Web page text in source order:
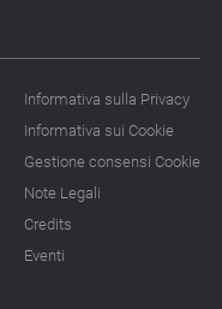
Informativa sulla Privacy
Informativa sui Cookie
Gestione consensi Cookie
Note Legali
Credits
Eventi